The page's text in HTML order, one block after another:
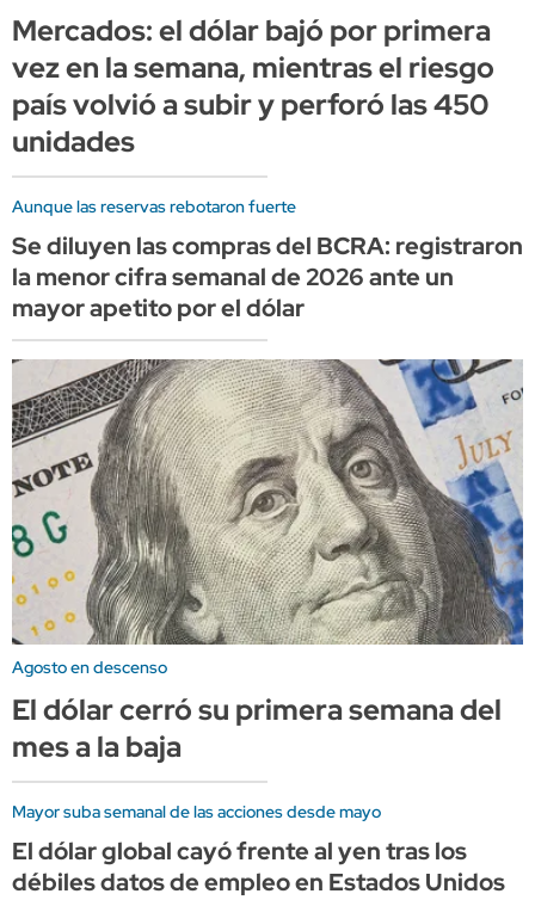
Mercados: el dólar bajó por primera
vez en la semana, mientras el riesgo
país volvió a subir y perforó las 450
unidades
Aunque las reservas rebotaron fuerte
Se diluyen las compras del BCRA: registraron
la menor cifra semanal de 2026 ante un
mayor apetito por el dólar
Agosto en descenso
El dólar cerró su primera semana del
mes a la baja
Mayor suba semanal de las acciones desde mayo
El dólar global cayó frente al yen tras los
débiles datos de empleo en Estados Unidos